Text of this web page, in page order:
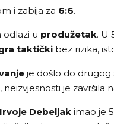
i zabija za 6:6.
odlazi u produžetak. U
taktički bez rizika,
je došlo do drugog
neizvjesnosti je završila
Debeljak imao je